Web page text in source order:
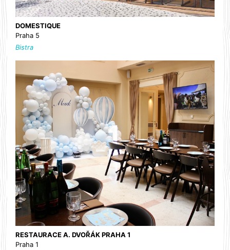
DOMESTIQUE
Praha 5
Bistra
RESTAURACE A. DVOŘÁK PRAHA 1
Praha 1